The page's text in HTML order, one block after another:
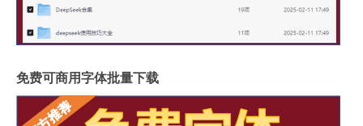
免费可商用字体批量下载